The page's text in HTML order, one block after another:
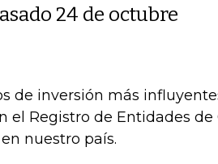
24 de octubre
de inversión más
el Registro de Entidades de
nuestro país.